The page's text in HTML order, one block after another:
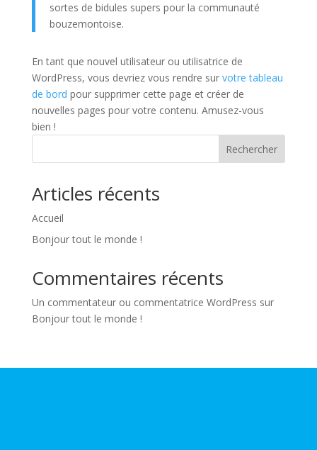
sortes de bidules supers pour la communauté
bouzemontoise.
En tant que nouvel utilisateur ou utilisatrice de
WordPress, vous devriez vous rendre sur votre tableau
de bord pour supprimer cette page et créer de
nouvelles pages pour votre contenu. Amusez-vous
bien !
Rechercher
Articles récents
Accueil
Bonjour tout le monde !
Commentaires récents
Un commentateur ou commentatrice WordPress sur
Bonjour tout le monde !